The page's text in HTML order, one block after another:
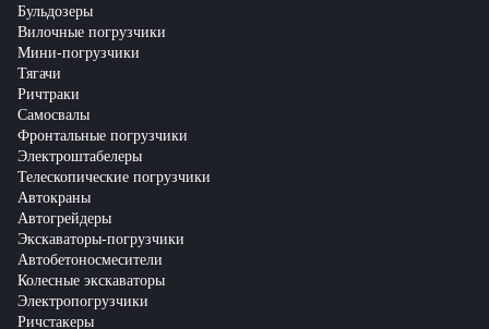
Бульдозеры
Вилочные погрузчики
Мини-погрузчики
Тягачи
Ричтраки
Самосвалы
Фронтальные погрузчики
Электроштабелеры
Телескопические погрузчики
Автокраны
Автогрейдеры
Экскаваторы-погрузчики
Автобетоносмесители
Колесные экскаваторы
Электропогрузчики
Ричстакеры